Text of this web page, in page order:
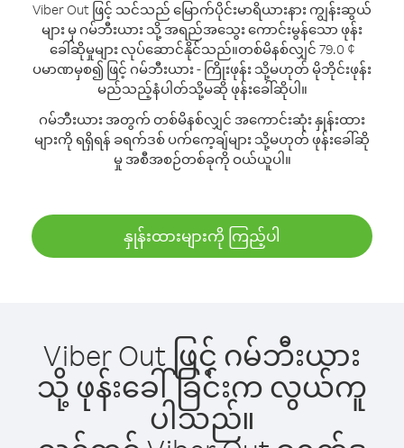
Viber Out ဖြင့် သင်သည် မြောက်ပိုင်းမာရိယားနား ကျွန်းဆွယ်
များ မှ ဂမ်ဘီးယား သို့ အရည်အသွေး ကောင်းမွန်သော ဖုန်း
ခေါ်ဆိုမှုများ လုပ်ဆောင်နိုင်သည်။တစ်မိနစ်လျှင် 79.0 ¢
ပမာဏမှစ၍ ဖြင့် ဂမ်ဘီးယား - ကြိုးဖုန်း သို့မဟုတ် မိုဘိုင်းဖုန်း
မည်သည့်နံပါတ်သို့မဆို ဖုန်းခေါ်ဆိုပါ။
ဂမ်ဘီးယား အတွက် တစ်မိနစ်လျှင် အကောင်းဆုံး နှုန်းထား
များကို ရရှိရန် ခရက်ဒစ် ပက်ကေ့ချ်များ သို့မဟုတ် ဖုန်းခေါ်ဆို
မှု အစီအစဉ်တစ်ခုကို ဝယ်ယူပါ။
နှုန်းထားများကို ကြည့်ပါ
Viber Out ဖြင့် ဂမ်ဘီးယား
သို့ ဖုန်းခေါ်ခြင်းက လွယ်ကူ
ပါသည်။